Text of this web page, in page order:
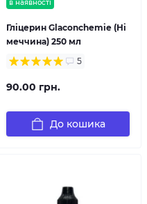
в наявності
Гліцерин Glaconchemie (Ні
меччина) 250 мл
5
90.00 грн.
До кошика